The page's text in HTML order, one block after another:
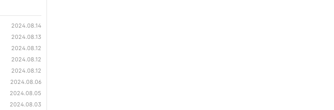
2024.08.14
2024.08.13
2024.08.12
2024.08.12
2024.08.12
2024.08.06
2024.08.05
2024.08.03